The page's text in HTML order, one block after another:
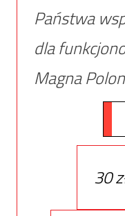
Państwa
dla
Magna
30